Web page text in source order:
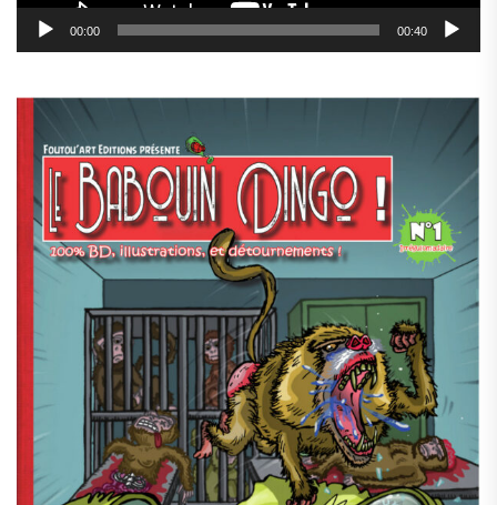
00:00 00:40